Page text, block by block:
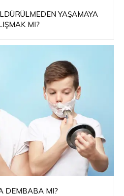
YAŞAMAYA
MI?
DEMBABA MI?